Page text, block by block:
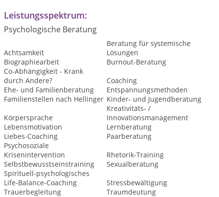
Leistungsspektrum:
Psychologische Beratung
Achtsamkeit
Beratung für systemische
Lösungen
Biographiearbeit
Burnout-Beratung
Co-Abhängigkeit - Krank
durch Andere?
Coaching
Ehe- und Familienberatung
Entspannungsmethoden
Familienstellen nach Hellinger Kinder- und Jugendberatung
Körpersprache
Kreativitäts- /
Innovationsmanagement
Lebensmotivation
Lernberatung
Liebes-Coaching
Paarberatung
Psychosoziale
Krisenintervention
Rhetorik-Training
Selbstbewusstseinstraining
Sexualberatung
Spirituell-psychologisches
Life-Balance-Coaching
Stressbewältigung
Trauerbegleitung
Traumdeutung